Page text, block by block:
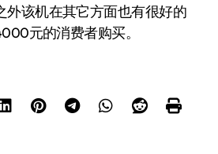
外该机在其它方面也有很好的
元的消费者购买。